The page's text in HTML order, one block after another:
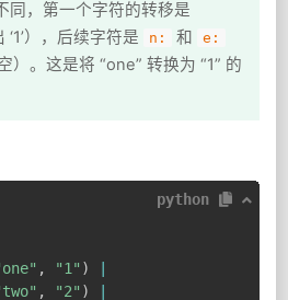
同，第一个字符的转移是
‘1’），后续字符是 n: 和 e:
）。这是将 “one” 转换为 “1” 的
python
, "1" )
, "2" )